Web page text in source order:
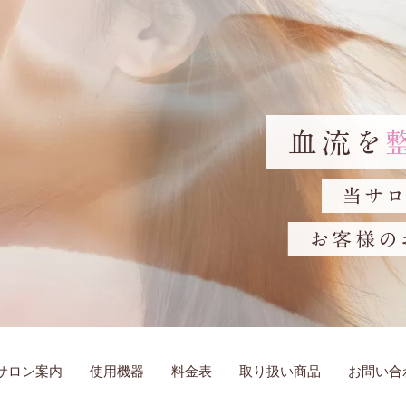
ロン案内 使用機器 料金表 取り扱い商品 お問い合